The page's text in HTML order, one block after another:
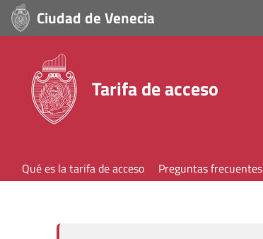
Ciudad de Venecia
Tarifa de acceso
Qué es la tarifa de acceso Preguntas frecuentes